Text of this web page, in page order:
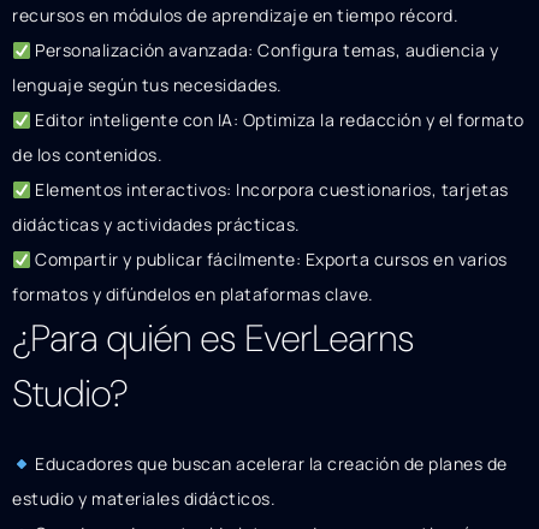
recursos en módulos de aprendizaje en tiempo récord.
Personalización avanzada: Configura temas, audiencia y
lenguaje según tus necesidades.
Editor inteligente con IA: Optimiza la redacción y el formato
de los contenidos.
Elementos interactivos: Incorpora cuestionarios, tarjetas
didácticas y actividades prácticas.
Compartir y publicar fácilmente: Exporta cursos en varios
formatos y difúndelos en plataformas clave.
¿Para quién es EverLearns
Studio?
Educadores que buscan acelerar la creación de planes de
estudio y materiales didácticos.